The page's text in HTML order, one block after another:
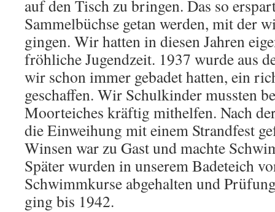
auf den Tisch zu bringen. Das so
Sammelbüchse getan werden, mit der
gingen. Wir hatten in diesen Jahren
fröhliche Jugendzeit. 1937 wurde aus
wir schon immer gebadet hatten, ein
geschaffen. Wir Schulkinder mussten
Moortei­ches kräftig mithelfen. Nach
die Einweihung mit einem Strandfest
Winsen war zu Gast und machte
Später wurden in unserem Ba­deteich
Schwimmkurse abgehalten und
ging bis 1942.